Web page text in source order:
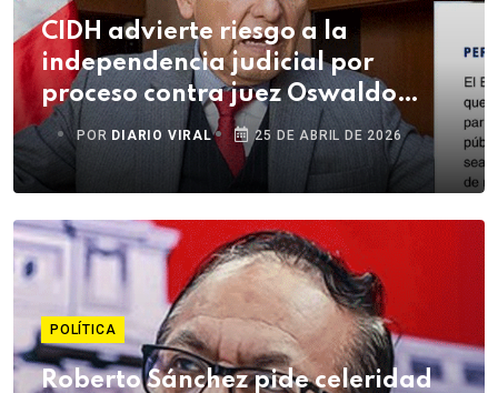
CIDH advierte riesgo a la
independencia judicial por
proceso contra juez Oswaldo
Ordóñez
POR DIARIO VIRAL 25 DE ABRIL DE 2026
POLÍTICA
Roberto Sánchez pide celeridad